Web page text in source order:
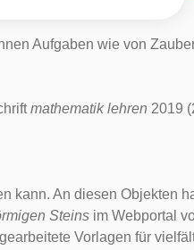
Aufgaben wie von
mathematik lehren 2019
kann. An diesen Objekten
Steins im Webportal
Vorlagen für